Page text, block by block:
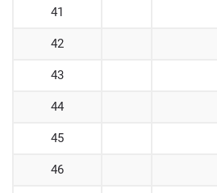
41
42
43
44
45
46